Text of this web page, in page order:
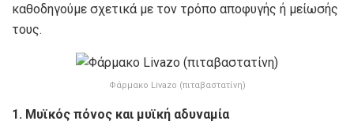
καθοδηγούμε σχετικά με τον τρόπο αποφυγής ή μείωσής
τους.
Φάρμακο Livazo (πιταβαστατίνη)
1. Μυϊκός πόνος και μυϊκή αδυναμία